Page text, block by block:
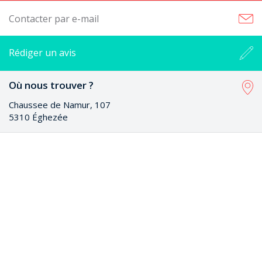
Contacter par e-mail
Rédiger un avis
Où nous trouver ?
Chaussee de Namur, 107
5310 Éghezée